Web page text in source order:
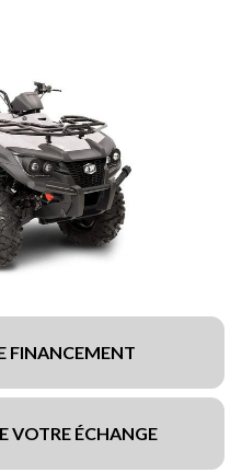
FINANCEMENT
VOTRE ÉCHANGE